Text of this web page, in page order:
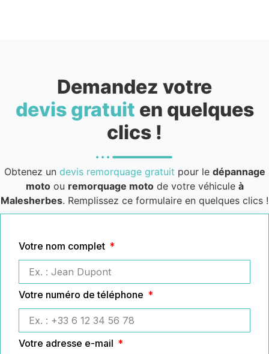
Demandez votre
devis gratuit en quelques
clics !
Obtenez un devis remorquage gratuit pour le dépannage
motoou remorquage motode votre véhicule à
Malesherbes. Remplissez ce formulaire en quelques clics !
Votre nom complet
Votre numéro de téléphone
Votre adresse e-mail